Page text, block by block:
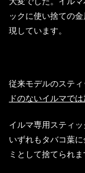
ックに使い捨ての
現しています。
従来モデルのスティ
ドのないイルマで
イルマ専用スティ
いずれもタバコ葉
ミとして捨てられま